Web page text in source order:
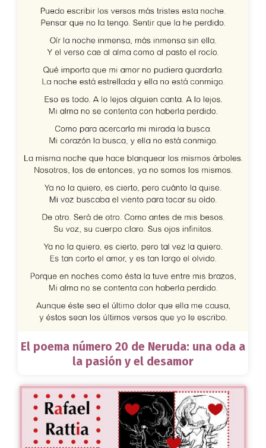
El poema número 20 de Neruda: una oda a
la pasión y el desamor